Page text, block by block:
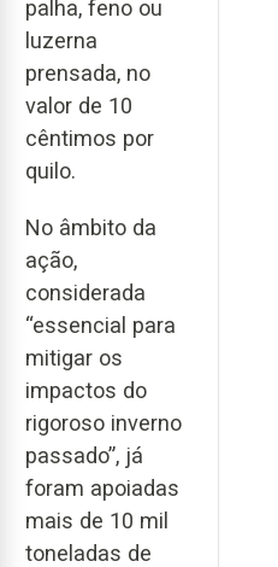
palha, feno ou
luzerna
prensada, no
valor de 10
cêntimos por
quilo.
No âmbito da
ação,
considerada
“essencial para
mitigar os
impactos do
rigoroso inverno
passado”, já
foram apoiadas
mais de 10 mil
toneladas de